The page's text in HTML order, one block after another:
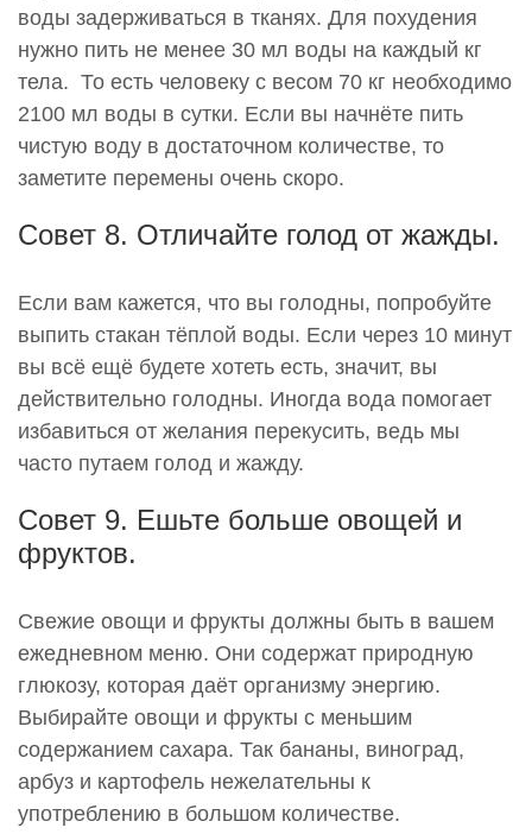
воды задерживаться в тканях. Для похудения
нужно пить не менее 30 мл воды на каждый кг
тела. То есть человеку с весом 70 кг необходимо
2100 мл воды в сутки. Если вы начнёте пить
чистую воду в достаточном количестве, то
заметите перемены очень скоро.
Совет 8. Отличайте голод от жажды.
Если вам кажется, что вы голодны, попробуйте
выпить стакан тёплой воды. Если через 10 минут
вы всё ещё будете хотеть есть, значит, вы
действительно голодны. Иногда вода помогает
избавиться от желания перекусить, ведь мы
часто путаем голод и жажду.
Совет 9. Ешьте больше овощей и
фруктов.
Свежие овощи и фрукты должны быть в вашем
ежедневном меню. Они содержат природную
глюкозу, которая даёт организму энергию.
Выбирайте овощи и фрукты с меньшим
содержанием сахара. Так бананы, виноград,
арбуз и картофель нежелательны к
употреблению в большом количестве.